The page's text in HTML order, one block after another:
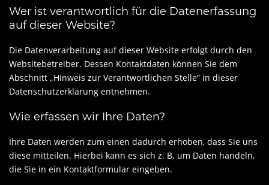
Wer ist verantwortlich für die Datenerfassung
auf dieser Website?
Die Datenverarbeitung auf dieser Website erfolgt durch den
Websitebetreiber. Dessen Kontaktdaten können Sie dem
Abschnitt „Hinweis zur Verantwortlichen Stelle“ in dieser
Datenschutzerklärung entnehmen.
Wie erfassen wir Ihre Daten?
Ihre Daten werden zum einen dadurch erhoben, dass Sie uns
diese mitteilen. Hierbei kann es sich z. B. um Daten handeln,
die Sie in ein Kontaktformular eingeben.